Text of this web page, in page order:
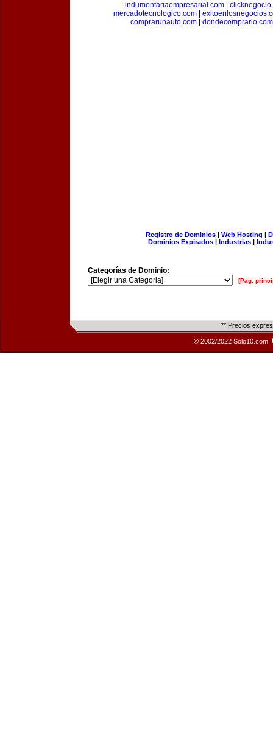
indumentariaempresarial.com
mercadotecnologico.com
comprarunauto.com| dondecomprarlo.com
Registro de Dominios| Web Hosting |
Dominios Expirados | Industrias |
Categorías de Dominio:
[Pág.
** Precios
© 2002/2022 Solo10.com